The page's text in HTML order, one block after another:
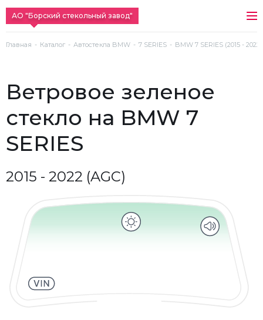
АО "Борский стекольный завод"
Главная Каталог Автостекла BMW 7 SERIES BMW 7 SERIES (2015 - 2022)
ветровое зеленое
стекло на BMW 7
SERIES
2015 - 2022 (AGC)